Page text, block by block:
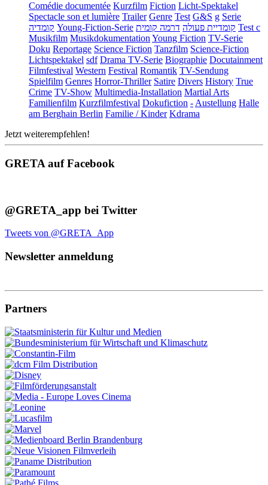
Comédie documentée Kurzfilm Fiction Licht-Spektakel
Spectacle son et lumière Trailer Genre Test G&S g Serie
קומדיה Young-Fiction-Serie קומדיית פעולה דרמה קומית
Test c
Musikfilm MusikdokumentationYoung Fiction TV-Serie
Doku Reportage Science Fiction Tanzfilm Science-Fiction
Lichtspektakel sdf Drama TV-Serie Biographie Docutainment
Filmfestival Western Festival Romantik TV-Sendung
Spielfilm Genres Horror-Thriller Satire Divers History True
Crime TV-Show Multimedia-Installation Martial Arts
Familienfilm Kurzfilmfestival Dokufiction -Austellung Halle
am Berghain Berlin Familie / Kinder Kdrama
Jetzt weiterempfehlen!
GRETA auf Facebook
@GRETA_app bei Twitter
Tweets von @GRETA_App
Newsletter anmeldung
Partners